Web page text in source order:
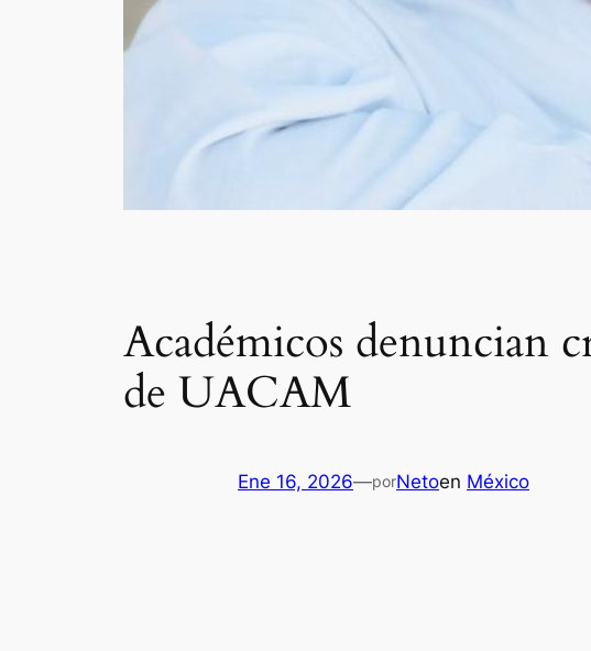
Académicos denuncian
de UACAM
Ene 16, 2026—porNetoen México